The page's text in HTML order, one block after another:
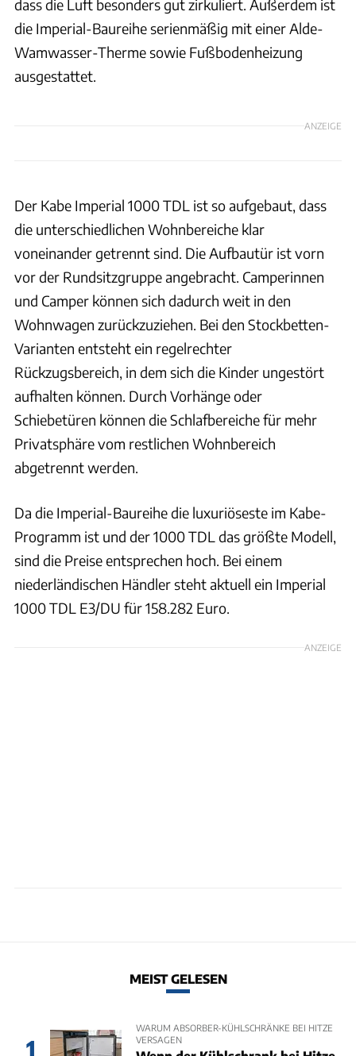
dass die Luft besonders gut zirkuliert. Außerdem ist
die Imperial-Baureihe serienmäßig mit einer Alde-
Wamwasser-Therme sowie Fußbodenheizung
ausgestattet.
ANZEIGE
Der Kabe Imperial 1000 TDL ist so aufgebaut, dass
die unterschiedlichen Wohnbereiche klar
voneinander getrennt sind. Die Aufbautür ist vorn
vor der Rundsitzgruppe angebracht. Camperinnen
und Camper können sich dadurch weit in den
Wohnwagen zurückzuziehen. Bei den Stockbetten-
Varianten entsteht ein regelrechter
Rückzugsbereich, in dem sich die Kinder ungestört
aufhalten können. Durch Vorhänge oder
Schiebetüren können die Schlafbereiche für mehr
Privatsphäre vom restlichen Wohnbereich
abgetrennt werden.
Da die Imperial-Baureihe die luxuriöseste im Kabe-
Programm ist und der 1000 TDL das größte Modell,
sind die Preise entsprechen hoch. Bei einem
niederländischen Händler steht aktuell ein Imperial
1000 TDL E3/DU für 158.282 Euro.
ANZEIGE
MEIST GELESEN
1
WARUM ABSORBER-KÜHLSCHRÄNKE BEI HITZE
VERSAGEN